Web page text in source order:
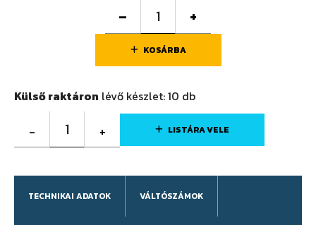
– +
KOSÁRBA
Külső raktáron lévő készlet:10 db
- 1 + LISTÁRA VELE
TECHNIKAI ADATOK VÁLTÓSZÁMOK